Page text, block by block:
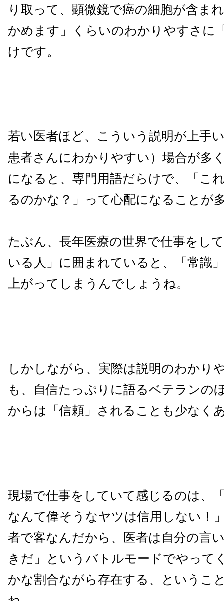
り取って、顕微鏡で癌の細胞が含ま
かめます」くらいのわかりやすさに
けです。
若い医者ほど、こういう説明が上手
患者さんにわかりやすい）場合が多
になると、専門用語だらけで、「こ
るのかな？」って心配になることが
たぶん、長年医療の世界で仕事をし
いる人」に囲まれていると、「常識
上がってしまうんでしょうね。
しかしながら、実際は説明のわかり
も、自信たっぷりに語るベテランの
からは「信頼」されることも少なく
現場で仕事をしていて感じるのは、
なんて偉そうなヤツは信用しない！
者で客なんだから、医者は自分の言
きだ」というバトルモードでやって
かな割合ながら存在する、というこ